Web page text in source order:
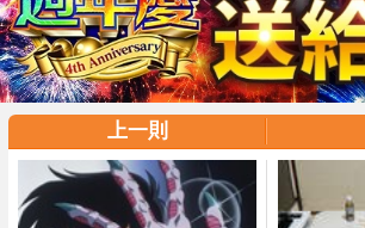
上一則